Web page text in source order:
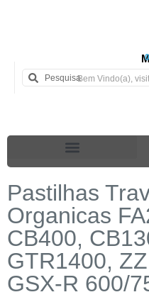
Bem Vindo(a),
Pastilhas
Organicas
CB400,
GTR1400,
GSX-R 600/